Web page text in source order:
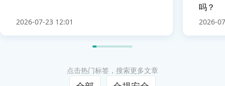
2026-07-23 12:01
吗？
2026-
点击热门标签，搜索更多文章